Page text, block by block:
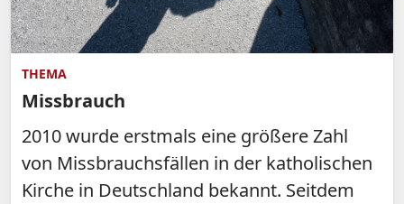
THEMA
Missbrauch
2010 wurde erstmals eine größere Zahl
von Missbrauchsfällen in der katholischen
Kirche in Deutschland bekannt. Seitdem